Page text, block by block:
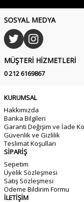
SOSYAL MEDYA
MÜŞTERI HIZMETLERI
0 212 6169867
KURUMSAL
Hakkımızda
Banka Bilgileri
Garanti Değişim ve İade
Güvenlik ve Gizlilik
Teslimat Koşulları
SİPARİŞ
Sepetim
Üyelik Sözleşmesi
Satış Sözleşmesi
Ödeme Bildirim Formu
İLETİŞİM